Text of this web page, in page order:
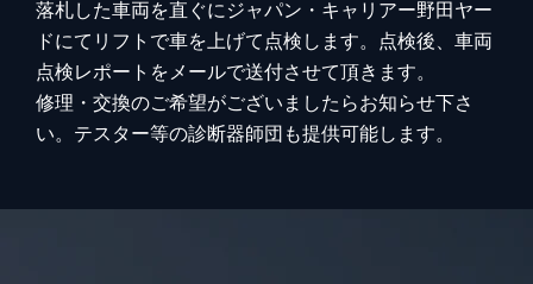
落札した車両を直ぐにジャパン・キャリアー野田ヤー
ドにてリフトで車を上げて点検します。点検後、車両
点検レポートをメールで送付させて頂きます。
修理・交換のご希望がございましたらお知らせ下さ
い。テスター等の診断器師団も提供可能します。